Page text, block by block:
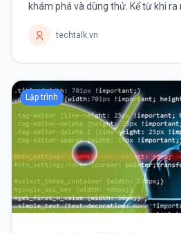
khám phá và dùng thử. Kể từ khi ra mắt, iOS 13 có rất
cấp. Và Font chữ chính...
techtalk.vn
Lập trình